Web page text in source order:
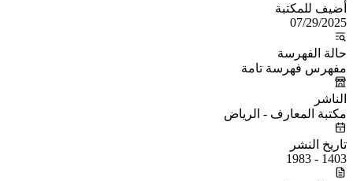
أُضيف للمكتبة
07/29/2025
حالة الفهرسة
مفهرس فهرسة تامة
الناشر
مكتبة المعارف - الرياض
تاريخ النشر
1403 - 1983